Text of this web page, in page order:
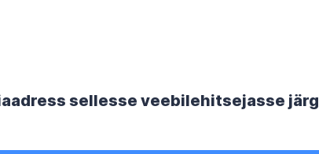
sellesse veebilehitsejasse